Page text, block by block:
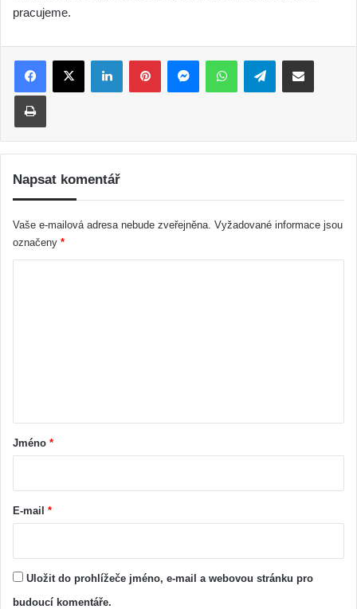
pracujeme.
Telegram
Napsat komentář
Vaše e-mailová adresa nebude zveřejněna. Vyžadované informace jsou
označeny *
ř
Jméno *
E-mail *
Uložit do prohlížeče jméno, e-mail a webovou stránku pro
budoucí komentáře.